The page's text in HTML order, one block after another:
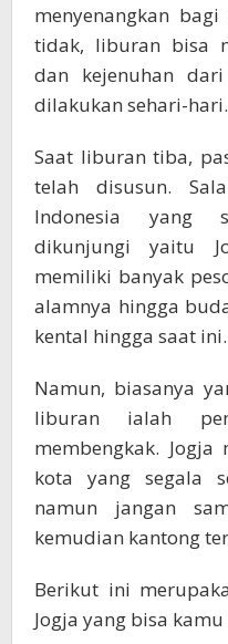
menyenangkan
tidak, liburan bisa
dan kejenuhan
dilakukan sehari-hari.
Saat liburan tiba,
telah disusun.
Indonesia yang
dikunjungi yaitu
memiliki banyak
alamnya hingga
kental hingga saat ini.
Namun, biasanya
liburan ialah
membengkak. Jogja
kota yang segala
namun jangan
kemudian kantong
Berikut ini
Jogja yang bisa